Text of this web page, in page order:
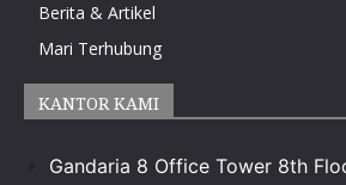
Berita & Artikel
Mari Terhubung
KANTOR KAMI
Gandaria 8 Office Tower 8th